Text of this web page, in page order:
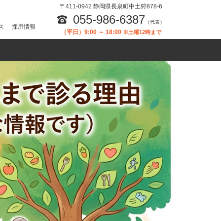
採用情報
〒411-0942 静岡県長泉町中土狩878-6
055-986-6387 （代表）
（平日）9:00 ～ 18:00 ※土曜12時まで